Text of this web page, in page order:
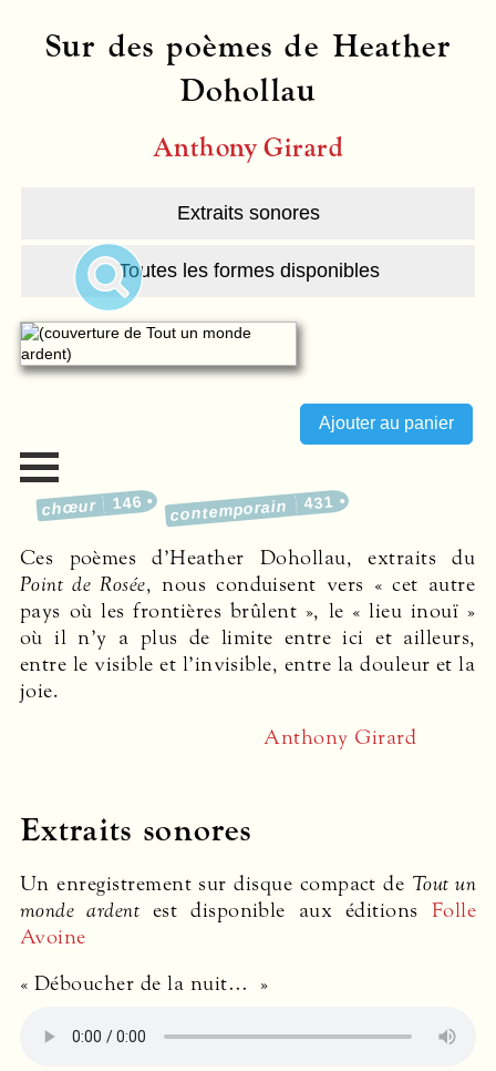
Sur des poèmes de Heather
Dohollau
Anthony Girard
Extraits sonores
Toutes les formes disponibles
chœur 146 contemporain 431
Ces poèmes d’Heather Dohollau, extraits du
Point de Rosée, nous conduisent vers « cet autre
pays où les frontières brûlent », le « lieu inouï »
où il n’y a plus de limite entre ici et ailleurs,
entre le visible et l’invisible, entre la douleur et la
joie.
Anthony Girard
Extraits sonores
Un enregistrement sur disque compact de Tout un
monde ardent est disponible aux éditions Folle
Avoine
« Déboucher de la nuit… »